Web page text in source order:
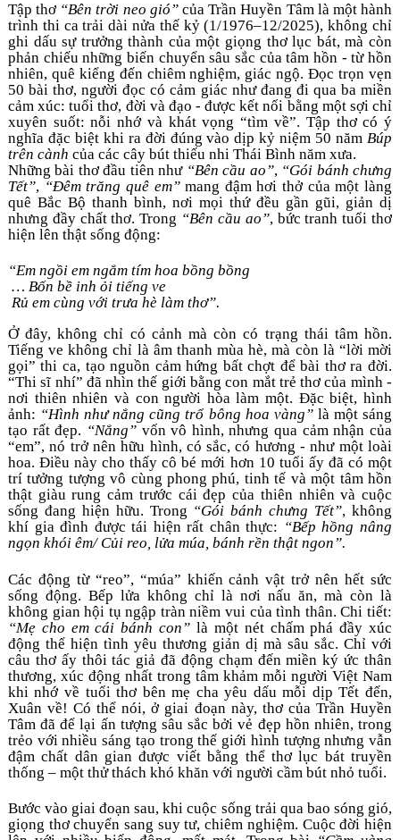
Tập thơ “Bên trời neo gió” của Trần Huyền Tâm là một hành
trình thi ca trải dài nửa thế kỷ (1/1976–12/2025), không chỉ
ghi dấu sự trưởng thành của một giọng thơ lục bát, mà còn
phản chiếu những biến chuyển sâu sắc của tâm hồn - từ hồn
nhiên, quê kiểng đến chiêm nghiệm, giác ngộ. Đọc trọn vẹn
50 bài thơ, người đọc có cảm giác như đang đi qua ba miền
cảm xúc: tuổi thơ, đời và đạo - được kết nối bằng một sợi chỉ
xuyên suốt: nỗi nhớ và khát vọng “tìm về”. Tập thơ có ý
nghĩa đặc biệt khi ra đời đúng vào dịp kỷ niệm 50 năm Búp
trên cành của các cây bút thiếu nhi Thái Bình năm xưa.
Những bài thơ đầu tiên như “Bên cầu ao”, “Gói bánh chưng
Tết”, “Đêm trăng quê em” mang đậm hơi thở của một làng
quê Bắc Bộ thanh bình, nơi mọi thứ đều gần gũi, giản dị
nhưng đầy chất thơ. Trong “Bên cầu ao”, bức tranh tuổi thơ
hiện lên thật sống động:
“Em ngồi em ngắm tím hoa bồng bồng
… Bốn bề inh ỏi tiếng ve
Rủ em cùng với trưa hè làm thơ”.
Ở đây, không chỉ có cảnh mà còn có trạng thái tâm hồn.
Tiếng ve không chỉ là âm thanh mùa hè, mà còn là “lời mời
gọi” thi ca, tạo nguồn cảm hứng bất chợt để bài thơ ra đời.
“Thi sĩ nhí” đã nhìn thế giới bằng con mắt trẻ thơ của mình -
nơi thiên nhiên và con người hòa làm một. Đặc biệt, hình
ảnh: “Hình như nắng cũng trổ bông hoa vàng” là một sáng
tạo rất đẹp. “Nắng” vốn vô hình, nhưng qua cảm nhận của
“em”, nó trở nên hữu hình, có sắc, có hương - như một loài
hoa. Điều này cho thấy cô bé mới hơn 10 tuổi ấy đã có một
trí tưởng tượng vô cùng phong phú, tinh tế và một tâm hồn
thật giàu rung cảm trước cái đẹp của thiên nhiên và cuộc
sống đang hiện hữu. Trong “Gói bánh chưng Tết”, không
khí gia đình được tái hiện rất chân thực: “Bếp hồng nâng
ngọn khói êm/ Củi reo, lửa múa, bánh rền thật ngon”.
Các động từ “reo”, “múa” khiến cảnh vật trở nên hết sức
sống động. Bếp lửa không chỉ là nơi nấu ăn, mà còn là
“Mẹ cho em cái bánh con” là một nét chấm phá đầy xúc
động thể hiện tình yêu thương giản dị mà sâu sắc. Chỉ với
câu thơ ấy thôi tác giả đã động chạm đến miền ký ức thân
thương, xúc động nhất trong tâm khảm mỗi người Việt Nam
khi nhớ về tuổi thơ bên mẹ cha yêu dấu mỗi dịp Tết đến,
Xuân về! Có thể nói, ở giai đoạn này, thơ của Trần Huyền
Tâm đã để lại ấn tượng sâu sắc bởi vẻ đẹp hồn nhiên, trong
trẻo với nhiều sáng tạo trong thế giới hình tượng nhưng vẫn
đậm chất dân gian được viết bằng thể thơ lục bát truyền
thống – một thử thách khó khăn với người cầm bút nhỏ tuổi.
Bước vào giai đoạn sau, khi cuộc sống trải qua bao sóng gió,
giọng thơ chuyển sang suy tư, chiêm nghiệm. Cuộc đời hiện